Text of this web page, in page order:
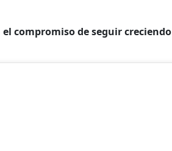
compromiso de seguir creciendo